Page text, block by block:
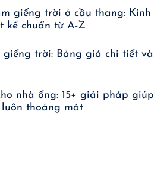
giếng trời ở cầu thang: Kinh
kế chuẩn từ A-Z
giếng trời: Bảng giá chi tiết và
nhà ống: 15+ giải pháp giúp
thoáng mát